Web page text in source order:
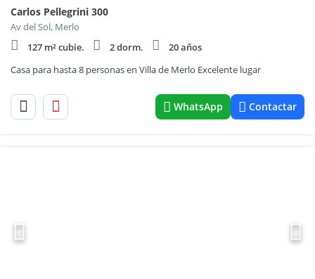
Carlos Pellegrini 300
Av del Sol, Merlo
127 m² cubie.
2 dorm.
20 años
Casa para hasta 8 personas en Villa de Merlo Excelente lugar
WhatsApp Contactar